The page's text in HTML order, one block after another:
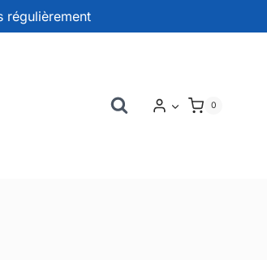
régulièrement
0